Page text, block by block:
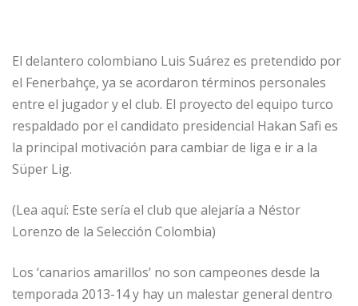
El delantero colombiano Luis Suárez es pretendido por
el Fenerbahçe, ya se acordaron términos personales
entre el jugador y el club. El proyecto del equipo turco
respaldado por el candidato presidencial Hakan Safi es
la principal motivación para cambiar de liga e ir a la
Süper Lig.
(Lea aquí: Este sería el club que alejaría a Néstor
Lorenzo de la Selección Colombia)
Los ‘canarios amarillos’ no son campeones desde la
temporada 2013-14 y hay un malestar general dentro